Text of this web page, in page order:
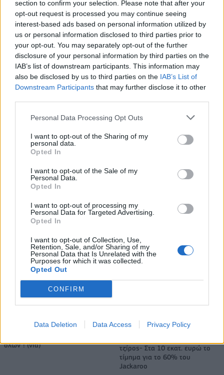
section to confirm your selection. Please note that after your
opt-out request is processed you may continue seeing
interest-based ads based on personal information utilized by
us or personal information disclosed to third parties prior to
your opt-out. You may separately opt-out of the further
disclosure of your personal information by third parties on the
IAB’s list of downstream participants. This information may
also be disclosed by us to third parties on the IAB’s List of
Downstream Participants that may further disclose it to other
Personal Data Processing Opt Outs
I want to opt-out of the Sharing of my
personal data.
Opted In
I want to opt-out of the Sale of my
Personal Data.
Opted In
I want to opt-out of processing my
Personal Data for Targeted Advertising.
Opted In
I want to opt-out of Collection, Use,
Retention, Sale, and/or Sharing of my
Personal Data that Is Unrelated with the
Purposes for which it was collected.
Opted Out
CONFIRM
Data Deletion Data Access Privacy Policy
PRODEA INVESTMENTS
ΕΠΕΝΔΥΣΕΙΣ
ΦΙΛΟΞΕΝΙΑ
LOGISTICS
Αλέξης Γιαννούλιας: Υποψήφιος Δήμαρχος στο Σικάγο ο άλλοτε
παίκτης του Πανιώνιου
Ντουράντ: "Ο Γιάννης θα
όλων"! (vid)
τζίρος- Στα 10 εκατ. ευρώ το
τίμημα για το 60% του
Jackaroo